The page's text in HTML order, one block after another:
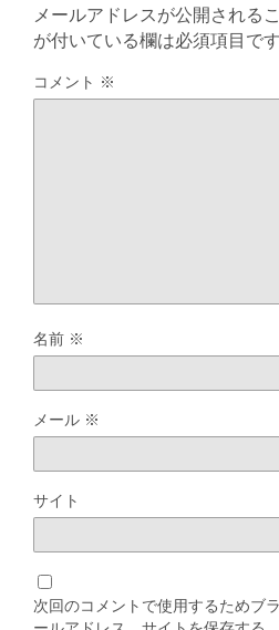
メールアドレスが公開される
が付いている欄は必須項目です
コメント ※
名前 ※
メール ※
サイト
次回のコメントで使用するためブ